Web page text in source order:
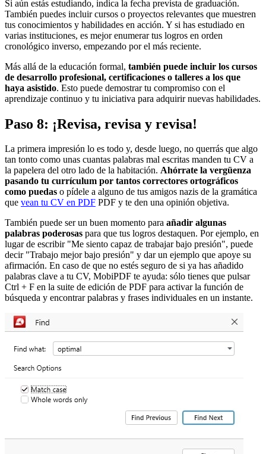
Si aún estás estudiando, indica la fecha prevista de graduación.
También puedes incluir cursos o proyectos relevantes que muestren
tus conocimientos y habilidades en acción. Y si has estudiado en
varias instituciones, es mejor enumerar tus logros en orden
cronológico inverso, empezando por el más reciente.
Más allá de la educación formal, también puede incluir los cursos
de desarrollo profesional, certificaciones o talleres a los que
haya asistido. Esto puede demostrar tu compromiso con el
aprendizaje continuo y tu iniciativa para adquirir nuevas habilidades.
Paso 8: ¡Revisa, revisa y revisa!
La primera impresión lo es todo y, desde luego, no querrás que algo
tan tonto como unas cuantas palabras mal escritas manden tu CV a
la papelera del otro lado de la habitación. Ahórrate la vergüenza
pasando tu currículum por tantos correctores ortográficos
como puedas o pídele a alguno de tus amigos nazis de la gramática
que vean tu CV en PDF PDF y te den una opinión objetiva.
También puede ser un buen momento para añadir algunas
palabras poderosas para que tus logros destaquen. Por ejemplo, en
lugar de escribir "Me siento capaz de trabajar bajo presión", puede
decir "Trabajo mejor bajo presión" y dar un ejemplo que apoye su
afirmación. En caso de que no estés seguro de si ya has añadido
palabras clave a tu CV, MobiPDF te ayuda: sólo tienes que pulsar
Ctrl + F en la suite de edición de PDF para activar la función de
búsqueda y encontrar palabras y frases individuales en un instante.